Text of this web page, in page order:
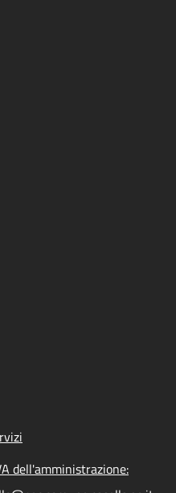
dell'amministrazione: